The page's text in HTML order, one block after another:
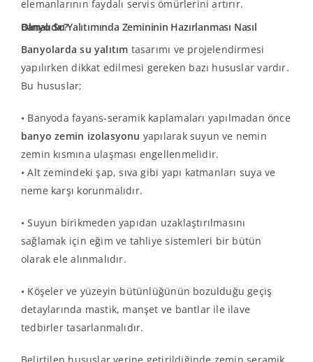
elemanlarının faydalı servis ömürlerini artırır.
Banyo Su Yalıtımında Zemininin Hazırlanması Nasıl Olmalıdır?
Banyolarda su yalıtım tasarımı ve projelendirmesi
yapılırken dikkat edilmesi gereken bazı hususlar vardır.
Bu hususlar;
• Banyoda fayans-seramik kaplamaları yapılmadan önce
banyo zemin izolasyonu yapılarak suyun ve nemin
zemin kısmına ulaşması engellenmelidir.
• Alt zemindeki şap, sıva gibi yapı katmanları suya ve
neme karşı korunmalıdır.
•Suyun birikmeden yapıdan uzaklaştırılmasını
sağlamak için eğim ve tahliye sistemleri bir bütün
olarak ele alınmalıdır.
• Köşeler ve yüzeyin bütünlüğünün bozulduğu geçiş
detaylarında mastik, manşet ve bantlar ile ilave
tedbirler tasarlanmalıdır.